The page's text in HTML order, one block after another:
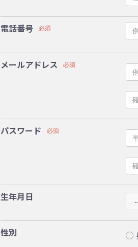
電話番号 必須
メールアドレス 必須
パスワード 必須
生年月日
性別